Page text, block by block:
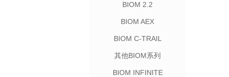
BIOM 2.2
BIOM AEX
BIOM C-TRAIL
其他BIOM系列
BIOM INFINITE